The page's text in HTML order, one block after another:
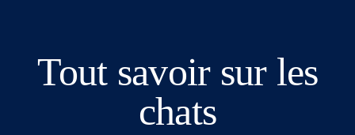
Tout savoir sur les
chats